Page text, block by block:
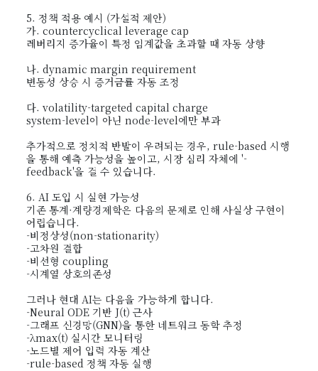
5. 정책 적용 예시 (가설적 제안)
가. countercyclical leverage cap
레버리지 증가율이 특정 임계값을 초과할 때 자동 상향
나. dynamic margin requirement
변동성 상승 시 증거금률 자동 조정
다. volatility-targeted capital charge
system-level이 아닌 node-level에만 부과
추가적으로 정치적 반발이 우려되는 경우, rule-based 시행
을 통해 예측 가능성을 높이고, 시장 심리 자체에 '-
feedback'을 걸 수 있습니다.
6. AI 도입 시 실현 가능성
기존 통계·계량경제학은 다음의 문제로 인해 사실상 구현이
어렵습니다.
-비정상성(non-stationarity)
-고차원 결합
-비선형 coupling
-시계열 상호의존성
그러나 현대 AI는 다음을 가능하게 합니다.
-Neural ODE 기반 J(t) 근사
-그래프 신경망(GNN)을 통한 네트워크 동학 추정
-λmax(t) 실시간 모니터링
-노드별 제어 입력 자동 계산
-rule-based 정책 자동 실행